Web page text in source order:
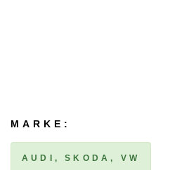
MARKE:
AUDI, SKODA, VW